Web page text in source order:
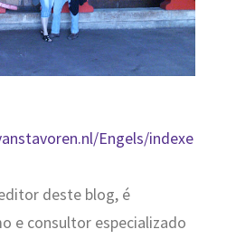
Engels/indexe
deste blog, é
e consultor especializado